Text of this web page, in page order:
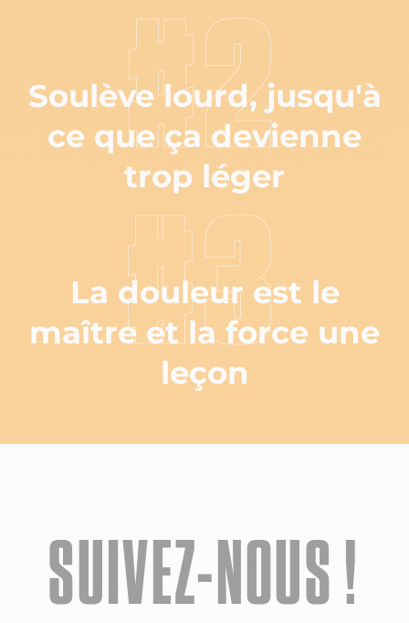
#2
Soulève lourd, jusqu'à
ce que ça devienne
trop léger
#3
La douleur est le
maître et la force une
leçon
SUIVEZ-NOUS !